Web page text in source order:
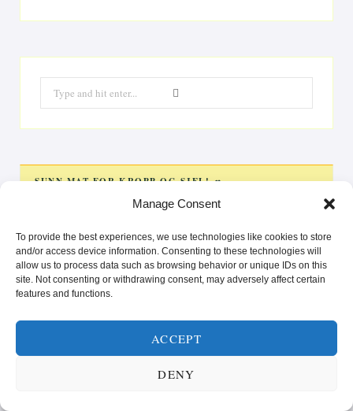
Manage Consent
To provide the best experiences, we use technologies like cookies to store
and/or access device information. Consenting to these technologies will
allow us to process data such as browsing behavior or unique IDs on this
site. Not consenting or withdrawing consent, may adversely affect certain
features and functions.
ACCEPT
DENY
for:
SUNN MAT FOR KROPP OG SJEL! 🥗
La deg inspirere av oppskrifter som gir glede på tallerkenen